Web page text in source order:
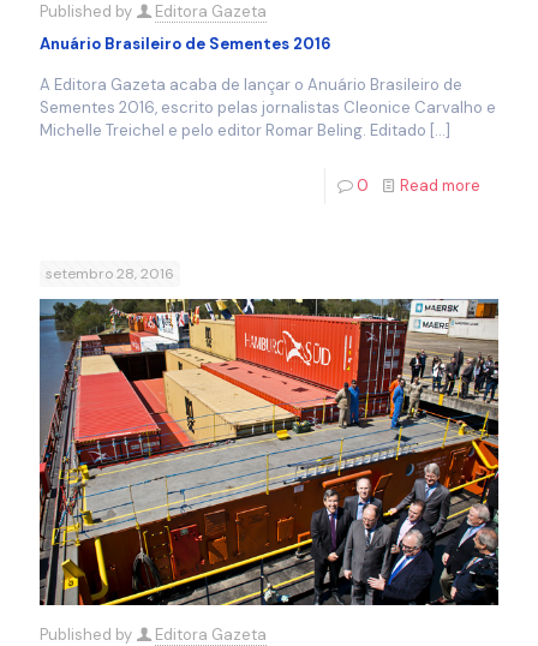
Published by
Editora Gazeta
Anuário Brasileiro de Sementes 2016
A Editora Gazeta acaba de lançar o Anuário Brasileiro de
Sementes 2016, escrito pelas jornalistas Cleonice Carvalho e
Michelle Treichel e pelo editor Romar Beling. Editado […]
0 Read more
setembro 28, 2016
Published by
Editora Gazeta